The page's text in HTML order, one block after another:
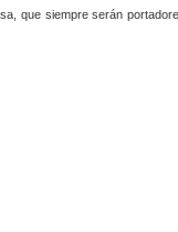
que siempre serán